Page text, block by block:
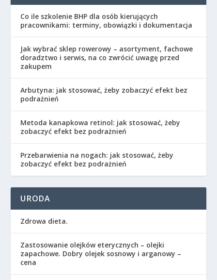
Co ile szkolenie BHP dla osób kierujących
pracownikami: terminy, obowiązki i dokumentacja
Jak wybrać sklep rowerowy – asortyment, fachowe
doradztwo i serwis, na co zwrócić uwagę przed
zakupem
Arbutyna: jak stosować, żeby zobaczyć efekt bez
podrażnień
Metoda kanapkowa retinol: jak stosować, żeby
zobaczyć efekt bez podrażnień
Przebarwienia na nogach: jak stosować, żeby
zobaczyć efekt bez podrażnień
URODA
Zdrowa dieta.
Zastosowanie olejków eterycznych – olejki
zapachowe. Dobry olejek sosnowy i arganowy –
cena